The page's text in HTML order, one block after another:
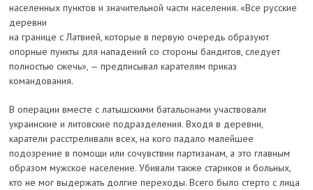
населенных пунктов и значительной части населения. «Все русские
деревни
на границе с Латвией, которые в первую очередь образуют
опорные пункты для нападений со стороны бандитов, следует
полностью сжечь», — предписывал карателям приказ
командования.
В операции вместе с латышскими батальонами участвовали
украинские и литовские подразделения. Входя в деревни,
каратели расстреливали всех, на кого падало малейшее
подозрение в помощи или сочувствии партизанам, а это главным
образом мужское население. Убивали также стариков и больных,
кто не мог выдержать долгие переходы. Всего было стерто с лица